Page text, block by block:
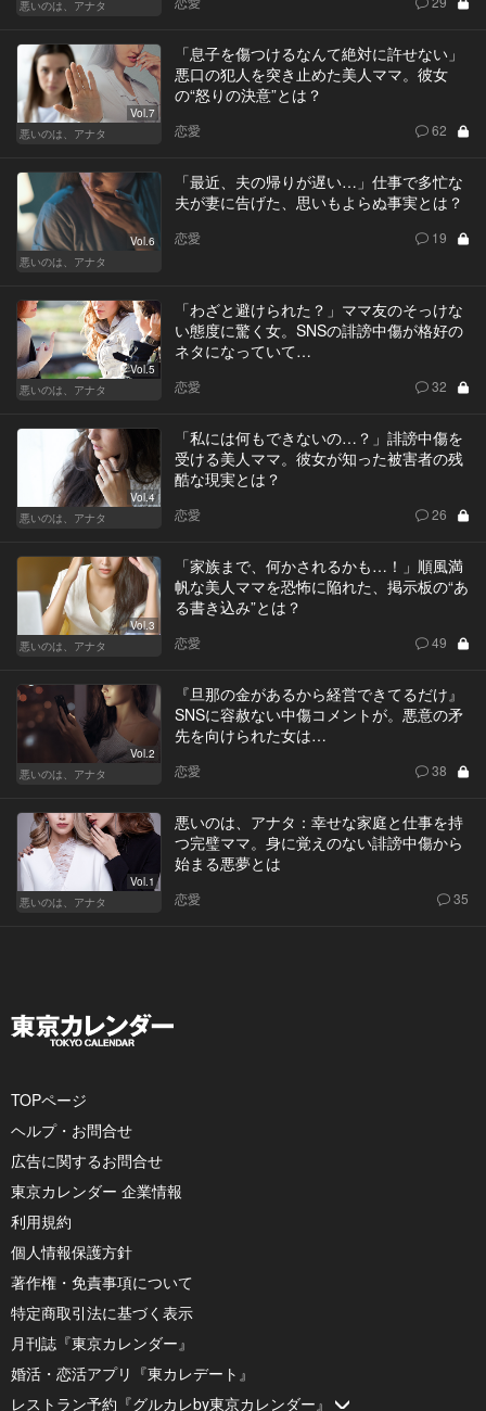
悪いのは、アナタ
Vol.7
悪いのは、アナタ
「息子を傷つけるなんて絶対に許せない」
悪口の犯人を突き止めた美人ママ。彼女
の“怒りの決意”とは？
恋愛 62
Vol.6
悪いのは、アナタ
「最近、夫の帰りが遅い…」仕事で多忙な
夫が妻に告げた、思いもよらぬ事実とは？
恋愛 19
Vol.5
悪いのは、アナタ
「わざと避けられた？」ママ友のそっけな
い態度に驚く女。SNSの誹謗中傷が格好の
ネタになっていて…
恋愛 32
Vol.4
悪いのは、アナタ
「私には何もできないの…？」誹謗中傷を
受ける美人ママ。彼女が知った被害者の残
酷な現実とは？
恋愛 26
Vol.3
悪いのは、アナタ
「家族まで、何かされるかも…！」順風満
帆な美人ママを恐怖に陥れた、掲示板の“あ
る書き込み”とは？
恋愛 49
Vol.2
悪いのは、アナタ
『旦那の金があるから経営できてるだけ』
SNSに容赦ない中傷コメントが。悪意の矛
先を向けられた女は…
恋愛 38
Vol.1
悪いのは、アナタ
悪いのは、アナタ：幸せな家庭と仕事を持
つ完璧ママ。身に覚えのない誹謗中傷から
始まる悪夢とは
恋愛 35
TOPページ
ヘルプ・お問合せ
広告に関するお問合せ
東京カレンダー 企業情報
利用規約
個人情報保護方針
著作権・免責事項について
特定商取引法に基づく表示
月刊誌『東京カレンダー』
婚活・恋活アプリ『東カレデート』
レストラン予約『グルカレby東京カレンダー』